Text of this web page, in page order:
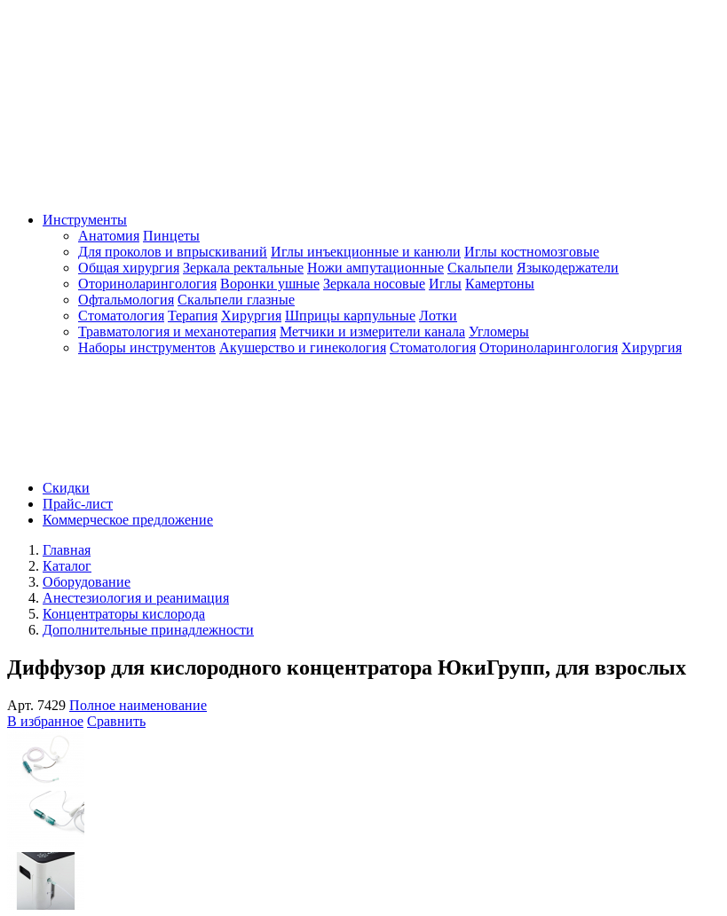
Инструменты
Анатомия Пинцеты
Для проколов и впрыскиваний Иглы инъекционные и канюли Иглы костномозговые
Общая хирургия Зеркала ректальные Ножи ампутационные Скальпели Языкодержатели
Оториноларингология Воронки ушные Зеркала носовые Иглы Камертоны
Офтальмология Скальпели глазные
Стоматология Терапия Хирургия Шприцы карпульные Лотки
Травматология и механотерапия Метчики и измерители канала Угломеры
Наборы инструментов Акушерство и гинекология Стоматология Оториноларингология Хирургия
Скидки
Прайс-лист
Коммерческое предложение
Главная
Каталог
Оборудование
Анестезиология и реанимация
Концентраторы кислорода
Дополнительные принадлежности
Диффузор для кислородного концентратора ЮкиГрупп, для взрослых
Арт. 7429 Полное наименование
В избранное Сравнить